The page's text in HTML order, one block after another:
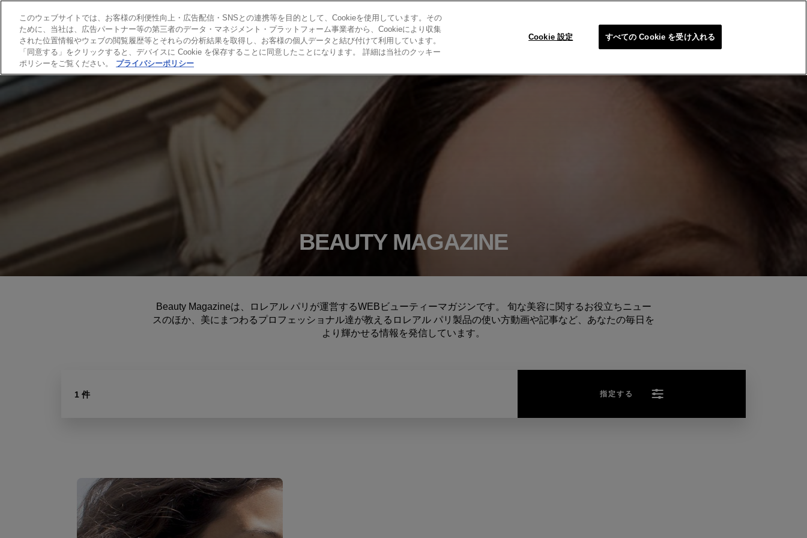
ヘアカラー ヘアケア スキンケア
BEAUTY MAGAZINE
Beauty Magazineは、ロレアル パリが運営するWEBビューティーマガジンです。 旬な美容に関するお役立ちニュー
スのほか、美にまつわるプロフェッショナル達が教えるロレアル パリ製品の使い方動画や記事など、あなたの毎日を
より輝かせる情報を発信しています。
1 件 指定する
このウェブサイトでは、お客様の利便性向上・広告配信・SNSとの連携等を目的として、Cookieを使用しています。その
ために、当社は、広告パートナー等の第三者のデータ・マネジメント・プラットフォーム事業者から、Cookieにより収集
された位置情報やウェブの閲覧履歴等とそれらの分析結果を取得し、お客様の個人データと結び付けて利用しています。
「同意する」をクリックすると、デバイスに Cookie を保存することに同意したことになります。 詳細は当社のクッキー
ポリシーをご覧ください。
プライバシーポリシー
Cookie 設定 すべての Cookie を受け入れる